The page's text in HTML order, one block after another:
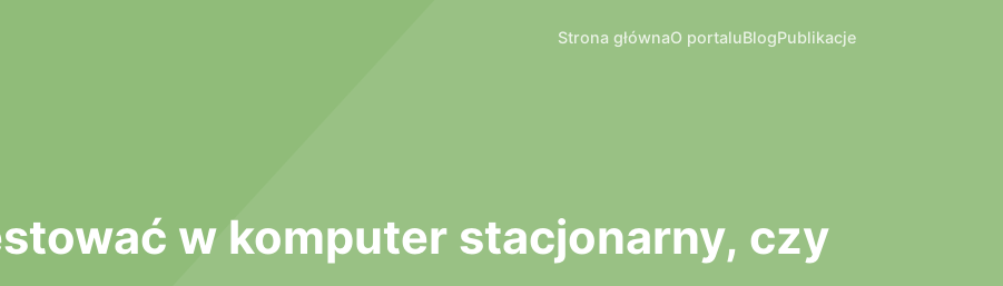
Strona głównaO portaluBlogPublikacje
w komputer stacjonarny, czy